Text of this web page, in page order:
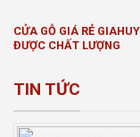
CỬA GỖ GIÁ RẺ
ĐƯỢC CHẤT LƯỢNG
TIN TỨC